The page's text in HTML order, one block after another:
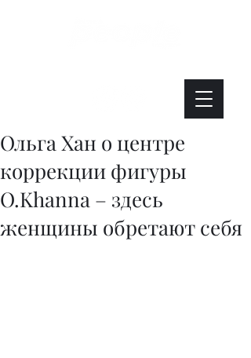
Ольга Хан о центре
коррекции фигуры
O.Khanna – здесь
женщины обретают себя